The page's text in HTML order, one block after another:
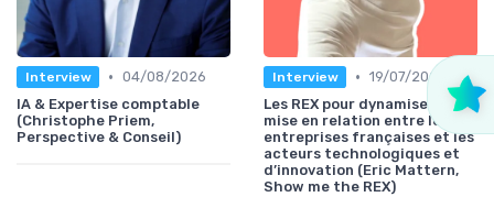
Interview • 04/08/2026
IA & Expertise comptable
(Christophe Priem,
Perspective & Conseil)
Interview • 19/07/2026
Les REX pour dynamiser la
mise en relation entre les
entreprises françaises et les
acteurs technologiques et
d’innovation (Eric Mattern,
Show me the REX)